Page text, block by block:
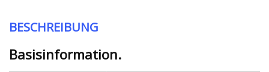
BESCHREIBUNG
Basisinformation.